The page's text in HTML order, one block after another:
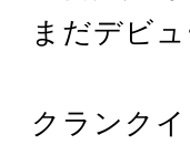
まだデビ
クランク